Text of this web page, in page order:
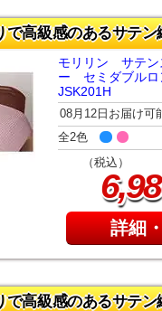
で高級感のあるサテン
モリリン サテン
ー セミダブル
JSK201H
08月12日お届け可
全2色
（税込）
6,
詳細
で高級感のあるサテン